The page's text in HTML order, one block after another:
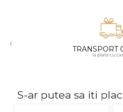
18K
‹ TRANSPORT
la plata cu
S-ar putea sa iti